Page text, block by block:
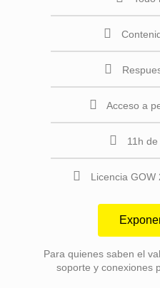
Acceso a
11h
Licencia GOW
Para quienes saben el
soporte y conexiones